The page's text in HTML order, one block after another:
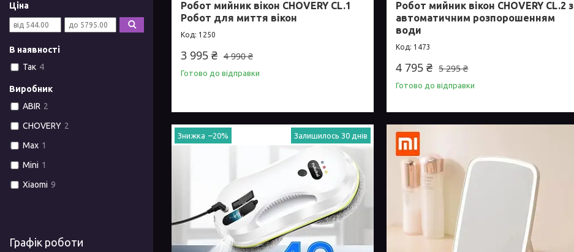
Робот мийник вікон CHOVERY CL.1
Робот для миття вікон
1250
4 990 ₴
3 995 ₴
Готово до відправки
Робот мийник вікон CHOVERY CL.2 з
автоматичним розпорошенням
води
1473
5 295 ₴
4 795 ₴
Готово до відправки
–20% Залишилось 30 днів
Ціна
В наявності
Так 4
Виробник
ABIR 2
CHOVERY 2
Max 1
Mini 1
Xiaomi 9
Графік роботи